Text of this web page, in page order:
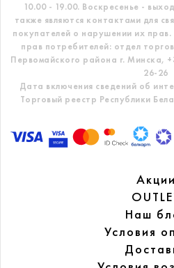
10.00 - 19.00. Воскресенье -
также являются контактами для
покупателей о нарушении их прав.
прав потребителей: отдел
Первомайского района г. Минска,
26-26
Дата включения сведений об
Торговый реестр Республики
Акции
Наш
Условия